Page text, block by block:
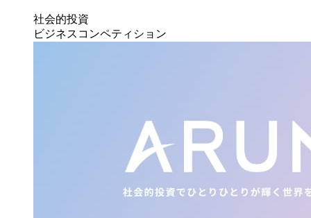
社会的投資
ビジネスコンペティション